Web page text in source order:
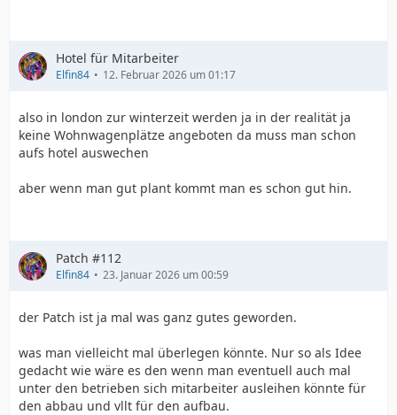
Hotel für Mitarbeiter
Elfin84 12. Februar 2026 um 01:17
also in london zur winterzeit werden ja in der realität ja
keine Wohnwagenplätze angeboten da muss man schon
aufs hotel auswechen
aber wenn man gut plant kommt man es schon gut hin.
Patch #112
Elfin84 23. Januar 2026 um 00:59
der Patch ist ja mal was ganz gutes geworden.
was man vielleicht mal überlegen könnte. Nur so als Idee
gedacht wie wäre es den wenn man eventuell auch mal
unter den betrieben sich mitarbeiter ausleihen könnte für
den abbau und vllt für den aufbau.